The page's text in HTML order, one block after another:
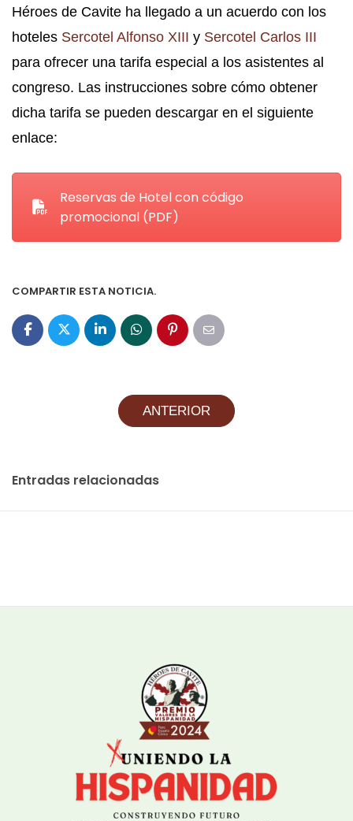
Héroes de Cavite ha llegado a un acuerdo con los
hoteles Sercotel Alfonso XIII y Sercotel Carlos III
para ofrecer una tarifa especial a los asistentes al
congreso. Las instrucciones sobre cómo obtener
dicha tarifa se pueden descargar en el siguiente
enlace:
Reservas de Hotel con código
promocional (PDF)
COMPARTIR ESTA NOTICIA.
ANTERIOR
Entradas relacionadas